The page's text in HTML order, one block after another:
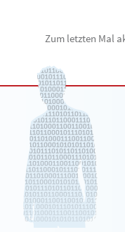
Zum letzten Mal